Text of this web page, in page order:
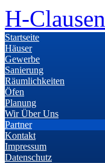
H-Clausen
Startseite
Häuser
Gewerbe
Sanierung
Räumlichkeiten
Öfen
Planung
Wir Über Uns
Partner
Kontakt
Impressum
Datenschutz